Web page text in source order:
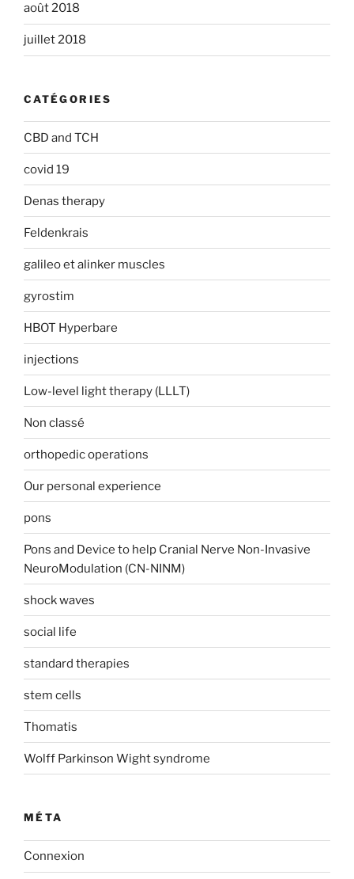
août 2018
juillet 2018
CATÉGORIES
CBD and TCH
covid 19
Denas therapy
Feldenkrais
galileo et alinker muscles
gyrostim
HBOT Hyperbare
injections
Low-level light therapy (LLLT)
Non classé
orthopedic operations
Our personal experience
pons
Pons and Device to help Cranial Nerve Non-Invasive
NeuroModulation (CN-NINM)
shock waves
social life
standard therapies
stem cells
Thomatis
Wolff Parkinson Wight syndrome
MÉTA
Connexion